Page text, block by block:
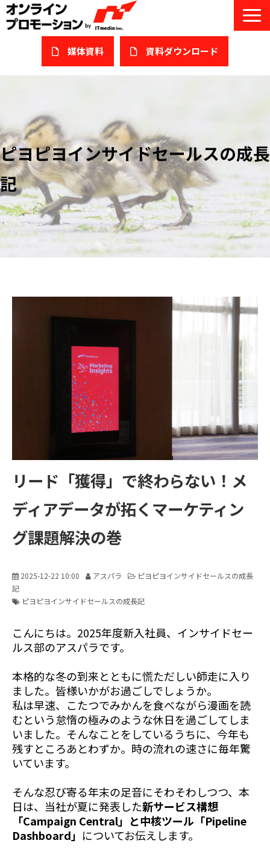
媒体資料 ​資料ダウンロード
私たちについて
サービスガイド/お役立ち資料
課題/ターゲット別で探す
オンライン展示会/協賛ウェビナー
導入事例
セミナー情報/ブログ
ピヨピヨインサイドセールスの成長
記
リード「獲得」で終わらない！メ
ディアデータが拓くマーケティン
グ課題解決の巻
2025-12-22 10:00 アスパラ
ピヨピヨインサイドセールスの成長
記
ピヨピヨインサイドセールスの成長記
こんにちは。2025年度新入社員、インサイドセー
ルス部のアスパラです。
本格的な冬の到来とともに慌ただしい師走に入り
ました。皆様いかがお過ごしでしょうか。
私は早速、こたつでみかんを食べながら漫画を読
むという怠惰の極みのような休日を過ごしてしま
いました。そんなことをしているうちに、今年も
残すところあとわずか。時の流れの速さに毎年驚
いています。
そんな忍び寄る年末の足音にそわそわしつつ、本
日は、当社が夏に発表した新サービス構想
「Campaign Central」と中核ツール「Pipeline
Dashboard」 についてお伝えします。